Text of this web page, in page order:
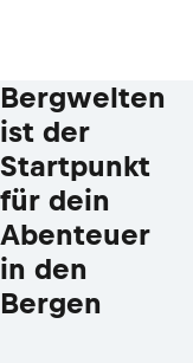
Bergwelten
ist der
Startpunkt
für dein
Abenteuer
in den
Bergen